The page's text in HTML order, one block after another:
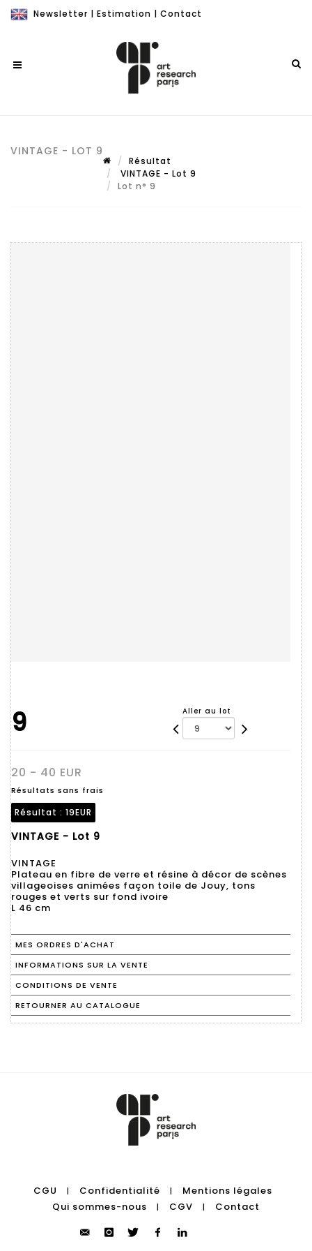
Newsletter | Estimation | Contact
VINTAGE - LOT 9
Résultat
VINTAGE - Lot 9
Lot n° 9
9 Aller au lot
20 - 40 EUR
Résultats sans frais
Résultat : 19EUR
VINTAGE - Lot 9
VINTAGE
Plateau en fibre de verre et résine à décor de scènes
villageoises animées façon toile de Jouy, tons
rouges et verts sur fond ivoire
L 46 cm
MES ORDRES D'ACHAT
INFORMATIONS SUR LA VENTE
CONDITIONS DE VENTE
RETOURNER AU CATALOGUE
CGU | Confidentialité |
Mentions légales
Qui sommes-nous
| CGV | Contact